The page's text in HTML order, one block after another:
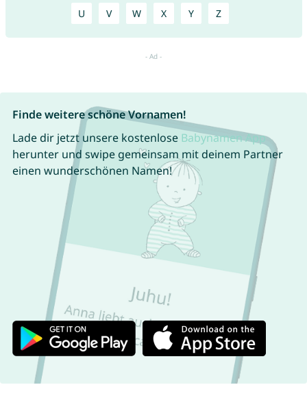
U V W X Y Z
Finde weitere schöne Vornamen!
Lade dir jetzt unsere kostenlose Babynamen App
herunter und swipe gemeinsam mit deinem Partner
einen wunderschönen Namen!